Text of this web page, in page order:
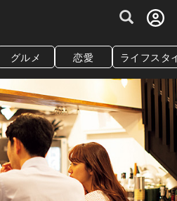
メ情報・プレミアムレストラン予約
グルメ 恋愛 ライフスタ